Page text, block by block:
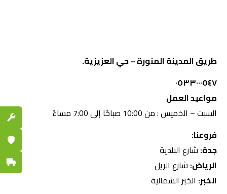
طريق المدينة المنورة – حي العزيزية.
٠٥٣٣٠٠٠٥٤٧
مواعيد العمل
السبت – الخميس : من 10:00 صباحًا إلى 7:00 مساءً
فروعنا:
جدة: شارع البلدية
الرياض: شارع الريل
الخبر: الخبر الشمالية
قطع
ضمان